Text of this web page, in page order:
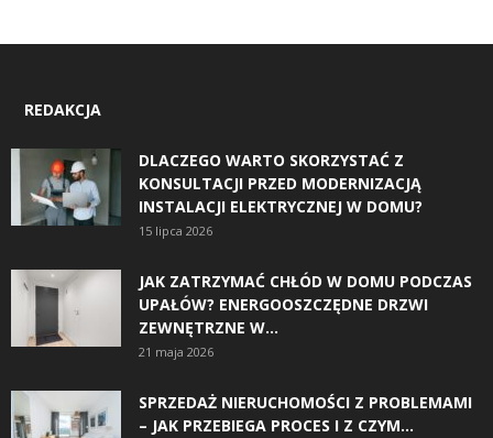
REDAKCJA
DLACZEGO WARTO SKORZYSTAĆ Z
KONSULTACJI PRZED MODERNIZACJĄ
INSTALACJI ELEKTRYCZNEJ W DOMU?
15 lipca 2026
JAK ZATRZYMAĆ CHŁÓD W DOMU PODCZAS
UPAŁÓW? ENERGOOSZCZĘDNE DRZWI
ZEWNĘTRZNE W...
21 maja 2026
SPRZEDAŻ NIERUCHOMOŚCI Z PROBLEMAMI
– JAK PRZEBIEGA PROCES I Z CZYM...